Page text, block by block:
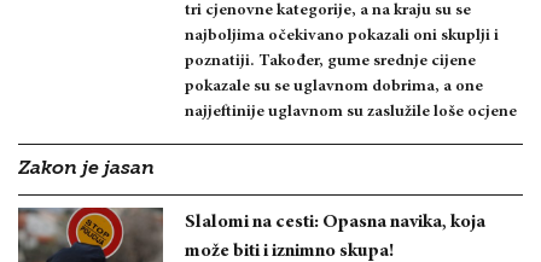
tri cjenovne kategorije, a na kraju su se
najboljima očekivano pokazali oni skuplji i
poznatiji. Također, gume srednje cijene
pokazale su se uglavnom dobrima, a one
najjeftinije uglavnom su zaslužile loše ocjene
Zakon je jasan
Slalomi na cesti: Opasna navika, koja
može biti i iznimno skupa!